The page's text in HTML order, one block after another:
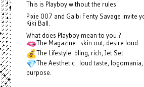
This is Playboy without the rules.
Pixie 007 and Galbi Fenty Savage invite
Kiki Ball.
What does Playboy mean to you ?
The Magazine : skin out, desire loud.
The Lifestyle: bling, rich, Jet Set.
The Aesthetic : loud taste,
purpose.